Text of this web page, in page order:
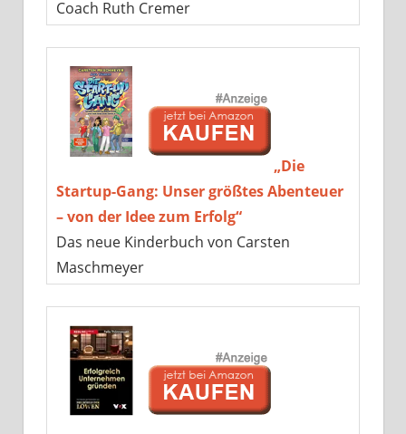
Coach Ruth Cremer
„Die
Startup-Gang: Unser größtes Abenteuer
– von der Idee zum Erfolg“
Das neue Kinderbuch von Carsten
Maschmeyer